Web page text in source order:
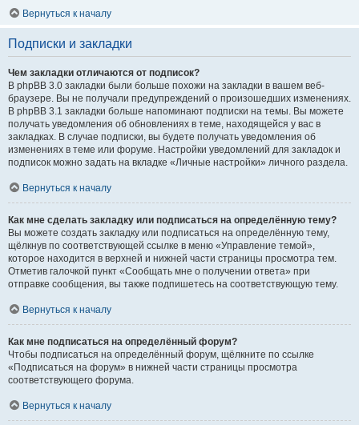
Вернуться к началу
Подписки и закладки
Чем закладки отличаются от подписок?
В phpBB 3.0 закладки были больше похожи на закладки в вашем веб-
браузере. Вы не получали предупреждений о произошедших изменениях.
В phpBB 3.1 закладки больше напоминают подписки на темы. Вы можете
получать уведомления об обновлениях в теме, находящейся у вас в
закладках. В случае подписки, вы будете получать уведомления об
изменениях в теме или форуме. Настройки уведомлений для закладок и
подписок можно задать на вкладке «Личные настройки» личного раздела.
Вернуться к началу
Как мне сделать закладку или подписаться на определённую тему?
Вы можете создать закладку или подписаться на определённую тему,
щёлкнув по соответствующей ссылке в меню «Управление темой»,
которое находится в верхней и нижней части страницы просмотра тем.
Отметив галочкой пункт «Сообщать мне о получении ответа» при
отправке сообщения, вы также подпишетесь на соответствующую тему.
Вернуться к началу
Как мне подписаться на определённый форум?
Чтобы подписаться на определённый форум, щёлкните по ссылке
«Подписаться на форум» в нижней части страницы просмотра
соответствующего форума.
Вернуться к началу